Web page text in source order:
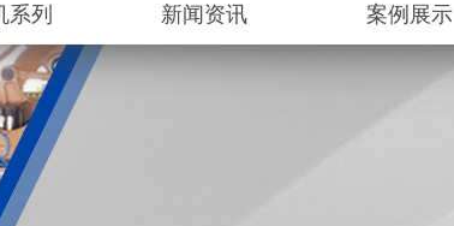
系列 新闻资讯 案例展示